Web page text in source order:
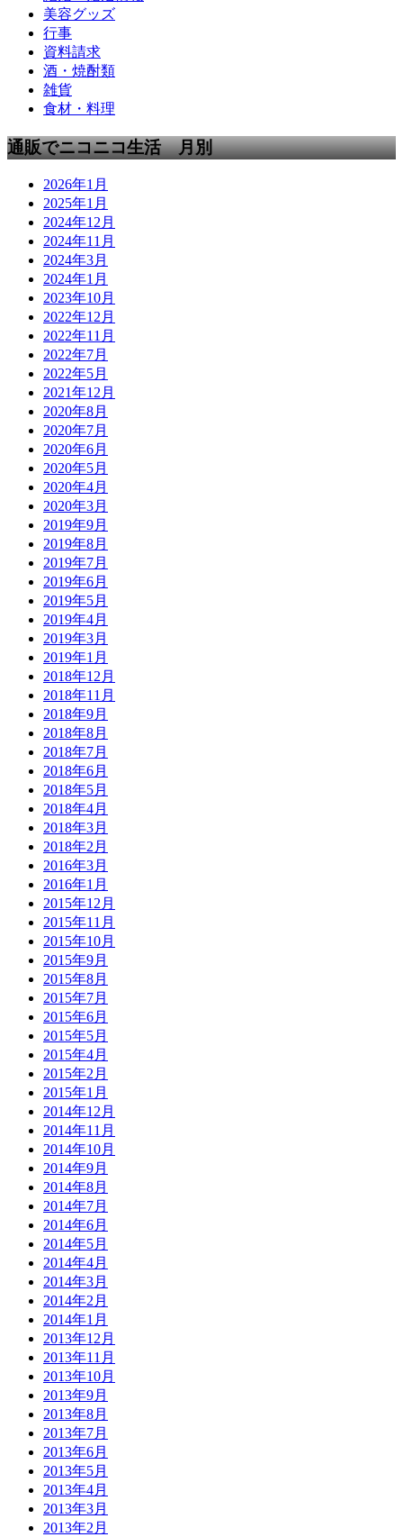
美容グッズ
行事
資料請求
酒・焼酎類
雑貨
食材・料理
通販でニコニコ生活 月別
2026年1月
2025年1月
2024年12月
2024年11月
2024年3月
2024年1月
2023年10月
2022年12月
2022年11月
2022年7月
2022年5月
2021年12月
2020年8月
2020年7月
2020年6月
2020年5月
2020年4月
2020年3月
2019年9月
2019年8月
2019年7月
2019年6月
2019年5月
2019年4月
2019年3月
2019年1月
2018年12月
2018年11月
2018年9月
2018年8月
2018年7月
2018年6月
2018年5月
2018年4月
2018年3月
2018年2月
2016年3月
2016年1月
2015年12月
2015年11月
2015年10月
2015年9月
2015年8月
2015年7月
2015年6月
2015年5月
2015年4月
2015年2月
2015年1月
2014年12月
2014年11月
2014年10月
2014年9月
2014年8月
2014年7月
2014年6月
2014年5月
2014年4月
2014年3月
2014年2月
2014年1月
2013年12月
2013年11月
2013年10月
2013年9月
2013年8月
2013年7月
2013年6月
2013年5月
2013年4月
2013年3月
2013年2月